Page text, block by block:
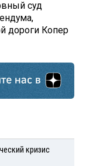
суд
дороги Копер
кризис